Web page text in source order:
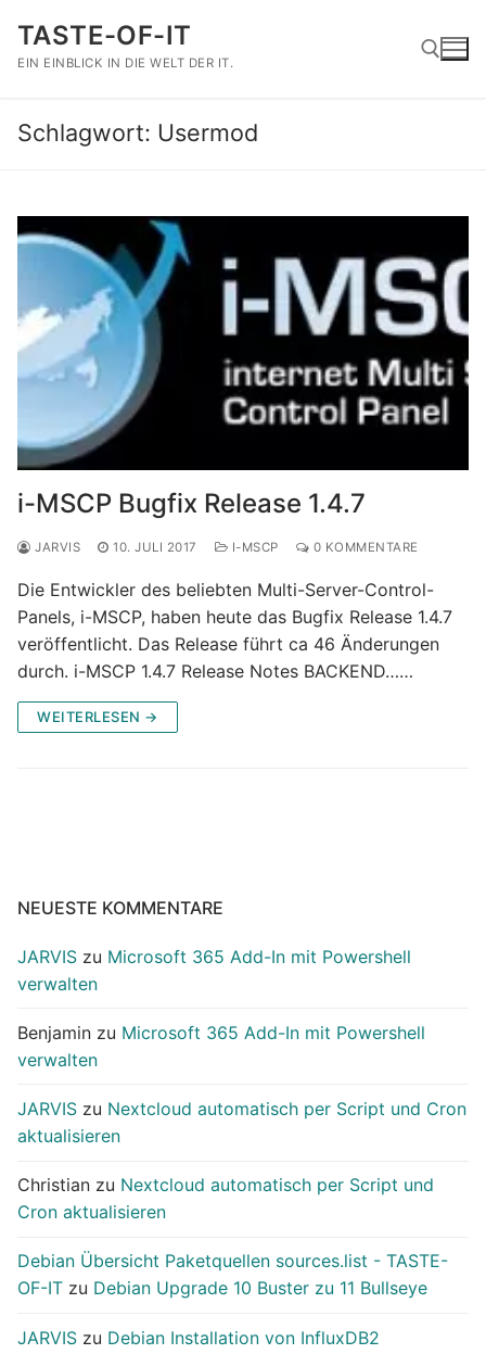
Inhalt
springen
TASTE-OF-IT
EIN EINBLICK IN DIE WELT DER IT.
Suchen nach:
Schlagwort: Usermod
i-MSCP Bugfix Release 1.4.7
JARVIS 10. JULI 2017 I-MSCP 0 KOMMENTARE
Die Entwickler des beliebten Multi-Server-Control-
Panels, i-MSCP, haben heute das Bugfix Release 1.4.7
veröffentlicht. Das Release führt ca 46 Änderungen
durch. i-MSCP 1.4.7 Release Notes BACKEND……
WEITERLESEN →
NEUESTE KOMMENTARE
JARVIS zu Microsoft 365 Add-In mit Powershell
verwalten
Benjamin zu Microsoft 365 Add-In mit Powershell
verwalten
JARVIS zu Nextcloud automatisch per Script und Cron
aktualisieren
Christian zu Nextcloud automatisch per Script und
Cron aktualisieren
Debian Übersicht Paketquellen sources.list - TASTE-
OF-IT zu Debian Upgrade 10 Buster zu 11 Bullseye
JARVIS zu Debian Installation von InfluxDB2